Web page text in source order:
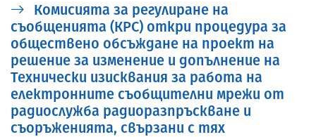
Комисията за регулиране на
съобщенията (КРС) откри процедура за
обществено обсъждане на проект на
решение за изменение и допълнение на
Технически изисквания за работа на
електронните съобщителни мрежи от
радиослужба радиоразпръскване и
съоръженията, свързани с тях